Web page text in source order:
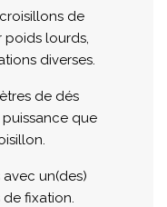
de
lourds,
diverses.
de dés
que
un(des)
de fixation.